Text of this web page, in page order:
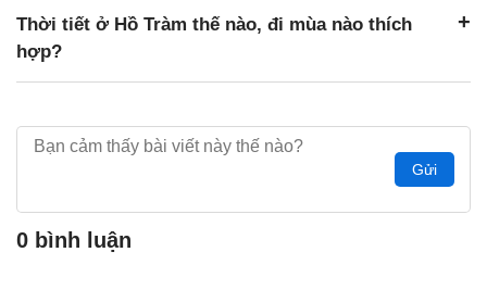
Thời tiết ở Hồ Tràm thế nào, đi mùa nào thích
hợp?
Gửi
0 bình luận